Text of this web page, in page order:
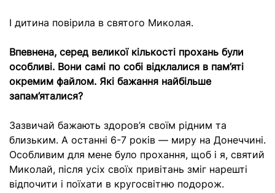
І дитина повірила в святого Миколая.
Впевнена, серед великої кількості прохань були
особливі. Вони самі по собі відклалися в пам’яті
окремим файлом. Які бажання найбільше
запам’яталися?
Зазвичай бажають здоров’я своїм рідним та
близьким. А останні 6-7 років — миру на Донеччині.
Особливим для мене було прохання, щоб і я, святий
Миколай, після усіх своїх привітань зміг нарешті
відпочити і поїхати в кругосвітню подорож.